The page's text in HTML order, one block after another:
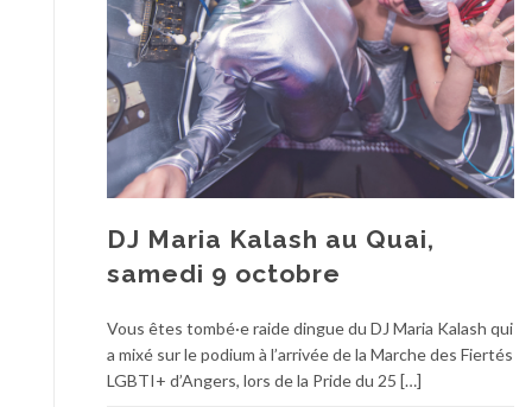
DJ Maria Kalash au Quai,
samedi 9 octobre
Vous êtes tombé·e raide dingue du DJ Maria Kalash qui
a mixé sur le podium à l’arrivée de la Marche des Fiertés
LGBTI+ d’Angers, lors de la Pride du 25 […]